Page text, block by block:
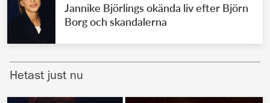
UTLÄNDSKT
VÄRLDENS KUNGAHUS
Jannike Björlings okända liv efter Björn
Borg och skandalerna
Hetast just nu